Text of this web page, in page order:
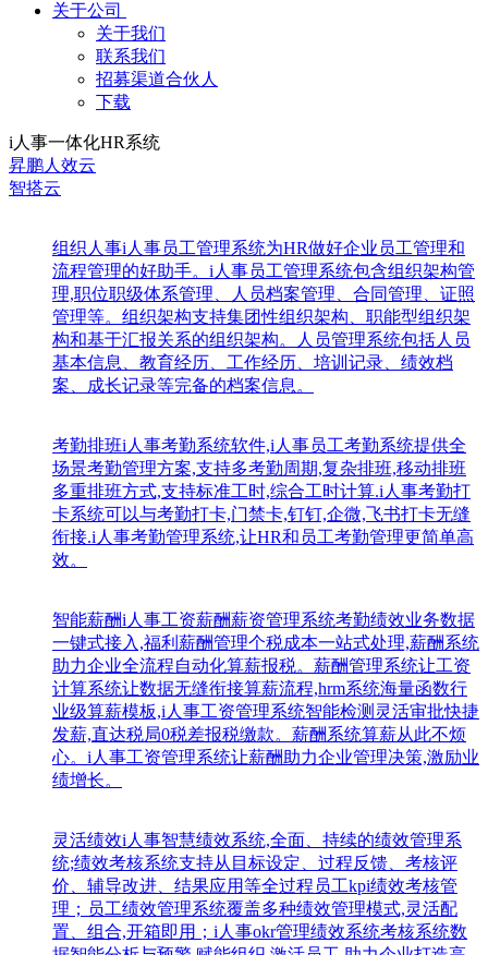
关于公司
关于我们
联系我们
招募渠道合伙人
下载
i人事一体化HR系统
昇鹏人效云
智搭云
组织人事i人事员工管理系统为HR做好企业员工管理和
流程管理的好助手。i人事员工管理系统包含组织架构管
理,职位职级体系管理、人员档案管理、合同管理、证照
管理等。组织架构支持集团性组织架构、职能型组织架
构和基于汇报关系的组织架构。人员管理系统包括人员
基本信息、教育经历、工作经历、培训记录、绩效档
案、成长记录等完备的档案信息。
考勤排班i人事考勤系统软件,i人事员工考勤系统提供全
场景考勤管理方案,支持多考勤周期,复杂排班,移动排班
多重排班方式,支持标准工时,综合工时计算.i人事考勤打
卡系统可以与考勤打卡,门禁卡,钉钉,企微,飞书打卡无缝
衔接.i人事考勤管理系统,让HR和员工考勤管理更简单高
效。
智能薪酬i人事工资薪酬薪资管理系统考勤绩效业务数据
一键式接入,福利薪酬管理个税成本一站式处理,薪酬系统
助力企业全流程自动化算薪报税。薪酬管理系统让工资
计算系统让数据无缝衔接算薪流程,hrm系统海量函数行
业级算薪模板,i人事工资管理系统智能检测灵活审批快捷
发薪,直达税局0税差报税缴款。薪酬系统算薪从此不烦
心。i人事工资管理系统让薪酬助力企业管理决策,激励业
绩增长。
灵活绩效i人事智慧绩效系统,全面、持续的绩效管理系
统;绩效考核系统支持从目标设定、过程反馈、考核评
价、辅导改进、结果应用等全过程员工kpi绩效考核管
理；员工绩效管理系统覆盖多种绩效管理模式,灵活配
置、组合,开箱即用；i人事okr管理绩效系统考核系统数